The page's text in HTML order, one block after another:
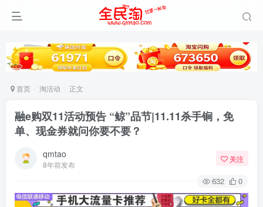
首页 淘活动 正文
融e购双11活动预告 “鲸”品节|11.11杀手锏，免
单、现金券就问你要不要？
qmtao
8年前发布
关注
632 0